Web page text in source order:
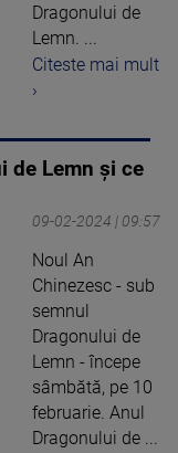
Dragonului de
Lemn. ...
Citeste mai mult
›
de Lemn și ce
09-02-2024 | 09:57
Noul An
Chinezesc - sub
semnul
Dragonului de
Lemn - începe
sâmbătă, pe 10
februarie. Anul
Dragonului de ...